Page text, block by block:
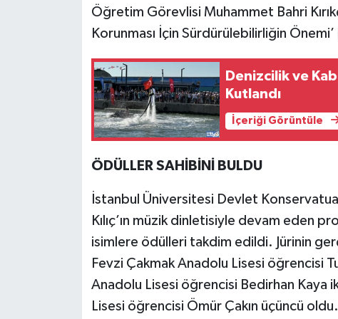
Öğretim Görevlisi Muhammet Bahri
Korunması İçin Sürdürülebilirliğin
Denizcilik ve
Kutlandı
İçeriği Görüntüle
ÖDÜLLER SAHİBİNİ BULDU
İstanbul Üniversitesi Devlet
Kılıç’ın müzik dinletisiyle devam eden
isimlere ödülleri takdim edildi. Jürinin
Fevzi Çakmak Anadolu Lisesi öğrencisi
Anadolu Lisesi öğrencisi Bedirhan Kaya
Lisesi öğrencisi Ömür Çakın üçüncü